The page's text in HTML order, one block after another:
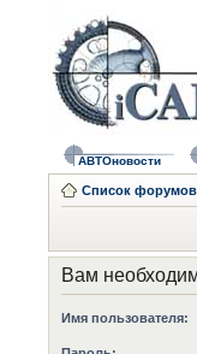
АВТОновости
Список форумов
Вам
Имя пользователя: